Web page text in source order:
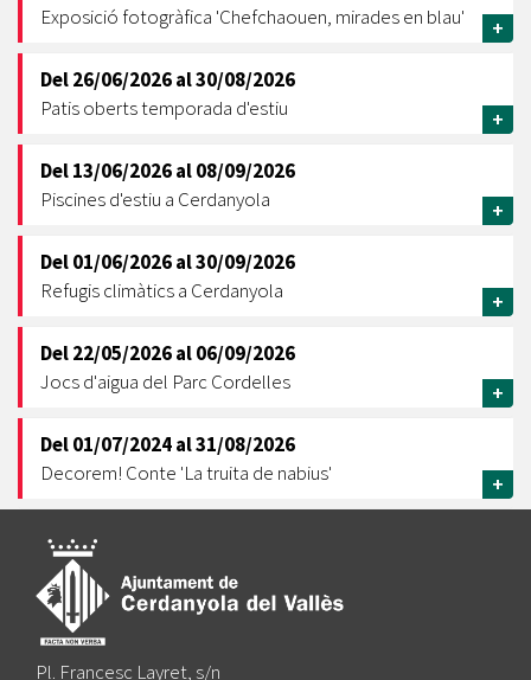
Exposició fotogràfica 'Chefchaouen, mirades en blau'
+
Del26/06/2026al30/08/2026
Patis oberts temporada d'estiu
+
Del13/06/2026al08/09/2026
Piscines d'estiu a Cerdanyola
+
Del01/06/2026al30/09/2026
Refugis climàtics a Cerdanyola
+
Del22/05/2026al06/09/2026
Jocs d'aigua del Parc Cordelles
+
Del01/07/2024al31/08/2026
Decorem! Conte 'La truita de nabius'
+
Pl. Francesc Layret, s/n